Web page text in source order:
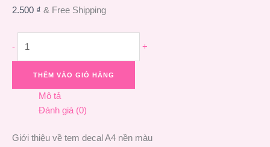
2.500 ₫ & Free Shipping
- +
THÊM VÀO GIỎ HÀNG
Mô tả
Đánh giá (0)
Giới thiệu về tem decal A4 nền màu